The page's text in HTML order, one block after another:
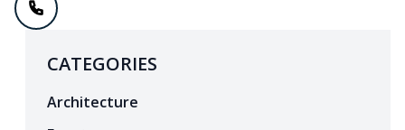
CATEGORIES
Architecture